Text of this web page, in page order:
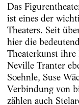
Das
ist eines der
Theaters. Seit
hier die
Theaterkunst
Neville Tranter
Soehnle, Suse
Verbindung von
zählen auch